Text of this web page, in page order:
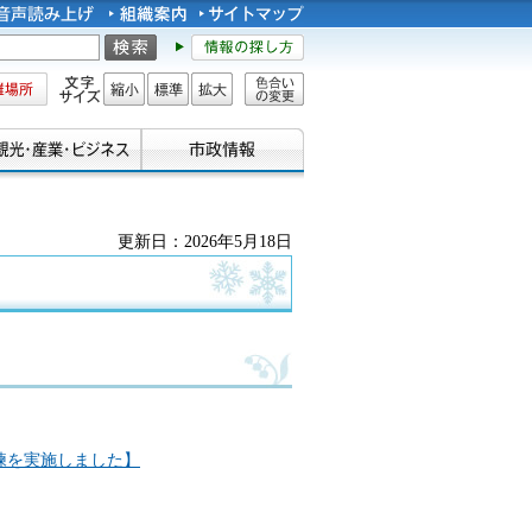
文字サイズ
縮小 標準 拡大
色合い
更新日：2026年5月18日
実施しました】